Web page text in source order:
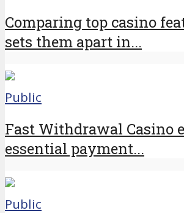
Comparing top casino
sets them apart in...
Public
Fast Withdrawal Casino
essential payment...
Public